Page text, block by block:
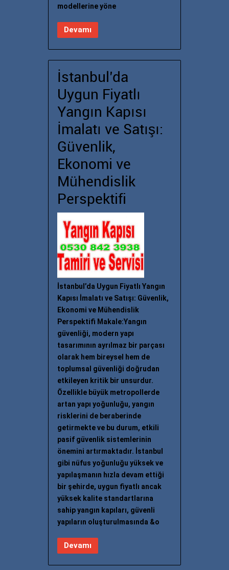
modellerine yöne
Devamı
İstanbul’da
Uygun Fiyatlı
Yangın Kapısı
İmalatı ve Satışı:
Güvenlik,
Ekonomi ve
Mühendislik
Perspektifi
İstanbul’da Uygun Fiyatlı Yangın
Kapısı İmalatı ve Satışı: Güvenlik,
Ekonomi ve Mühendislik
Perspektifi Makale:Yangın
güvenliği, modern yapı
tasarımının ayrılmaz bir parçası
olarak hem bireysel hem de
toplumsal güvenliği doğrudan
etkileyen kritik bir unsurdur.
Özellikle büyük metropollerde
artan yapı yoğunluğu, yangın
risklerini de beraberinde
getirmekte ve bu durum, etkili
pasif güvenlik sistemlerinin
önemini artırmaktadır. İstanbul
gibi nüfus yoğunluğu yüksek ve
yapılaşmanın hızla devam ettiği
bir şehirde, uygun fiyatlı ancak
yüksek kalite standartlarına
sahip yangın kapıları, güvenli
yapıların oluşturulmasında &o
Devamı